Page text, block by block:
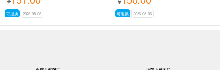
可退换 2026-08-06 可退换 2026-08-06